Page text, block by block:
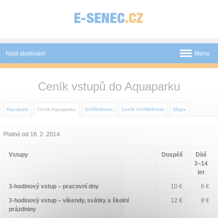
Najít ubytování
Mapa
O nás
Menu
Ceník vstupů do Aquaparku
Aquapark Ceník Aquaparku SAIWellness Ceník SAIWellness Mapa
Platné od 16. 2. 2014.
Vstupy Dospělí
Dítě
3–14
let
3-hodinový vstup – pracovní dny 10 € 6 €
3-hodinový vstup – víkendy, svátky a školní
prázdniny
12 € 8 €